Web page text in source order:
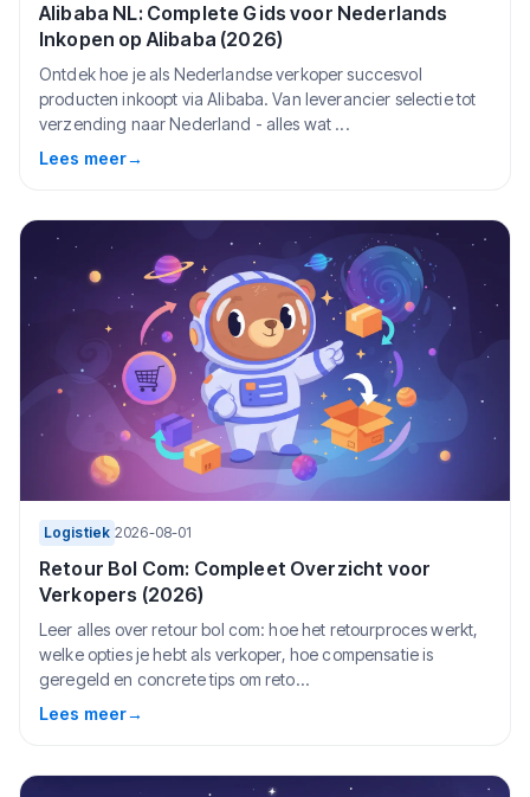
Alibaba NL: Complete Gids voor Nederlands
Inkopen op Alibaba (2026)
Ontdek hoe je als Nederlandse verkoper succesvol
producten inkoopt via Alibaba. Van leverancier selectie tot
verzending naar Nederland - alles wat ...
Lees meer→
Logistiek 2026-08-01
Retour Bol Com: Compleet Overzicht voor
Verkopers (2026)
Leer alles over retour bol com: hoe het retourproces werkt,
welke opties je hebt als verkoper, hoe compensatie is
geregeld en concrete tips om reto...
Lees meer→